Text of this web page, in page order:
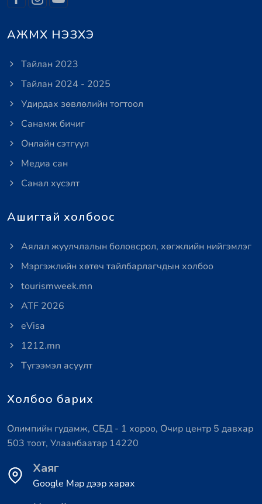
АЖМХ НЭЗХЭ
Тайлан 2023
Тайлан 2024 - 2025
Удирдах зөвлөлийн тогтоол
Санамж бичиг
Онлайн сэтгүүл
Медиа сан
Санал хүсэлт
Ашигтай холбоос
Аялал жуулчлалын боловсрол, хөгжлийн нийгэмлэг
Мэргэжлийн хөтөч тайлбарлагчдын холбоо
tourismweek.mn
ATF 2026
eVisa
1212.mn
Түгээмэл асуулт
Холбоо барих
Олимпийн гудамж, СБД - 1 хороо, Очир центр 5 давхар
503 тоот, Улаанбаатар 14220
Хаяг
Google Map дээр харах